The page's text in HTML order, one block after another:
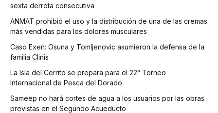
sexta derrota consecutiva
ANMAT prohibió el uso y la distribución de una de las cremas
más vendidas para los dolores musculares
Caso Exen: Osuna y Tomljenovic asumieron la defensa de la
familia Clinis
La Isla del Cerrito se prepara para el 22° Torneo
Internacional de Pesca del Dorado
Sameep no hará cortes de agua a los usuarios por las obras
previstas en el Segundo Acueducto